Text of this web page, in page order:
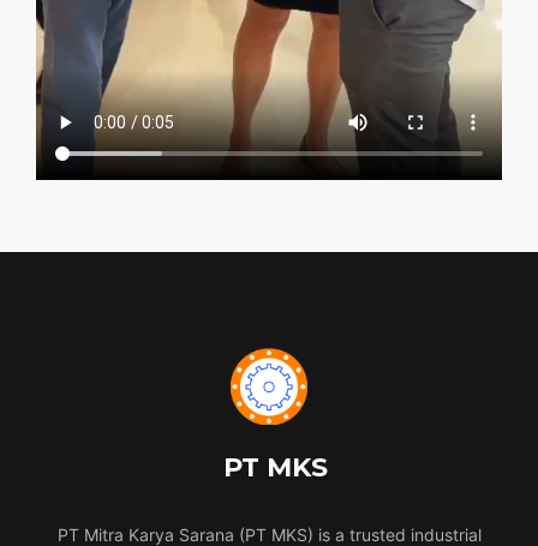
PT MKS
PT Mitra Karya Sarana (PT MKS) is a trusted industrial